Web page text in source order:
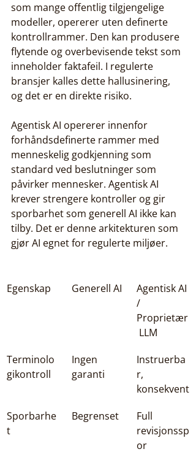
som mange offentlig tilgjengelige
modeller, opererer uten definerte
kontrollrammer. Den kan produsere
flytende og overbevisende tekst som
inneholder faktafeil. I regulerte
bransjer kalles dette hallusinering,
og det er en direkte risiko.
Agentisk AI opererer innenfor
forhåndsdefinerte rammer med
menneskelig godkjenning som
standard ved beslutninger som
påvirker mennesker. Agentisk AI
krever strengere kontroller og gir
sporbarhet som generell AI ikke kan
tilby. Det er denne arkitekturen som
gjør AI egnet for regulerte miljøer.
Egenskap Generell AI
Agentisk AI
/
Proprietær
LLM
Terminolo
gikontroll
Ingen
garanti
Instruerba
r,
konsekvent
Sporbarhe
t
Begrenset
Full
revisjonssp
or